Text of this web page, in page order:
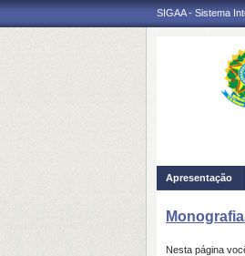
SIGAA - Sistema
Apresentação
Nesta página